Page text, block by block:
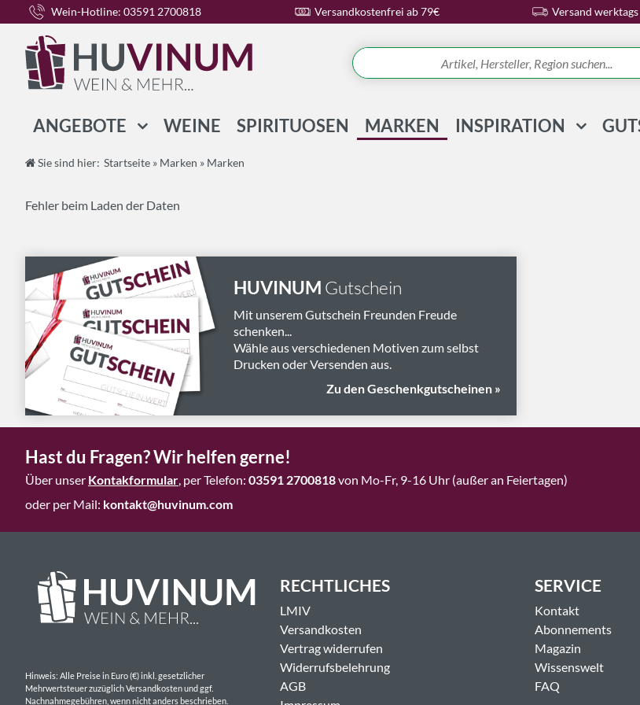
Wein-Hotline: 03591 2700818 Versandkostenfrei ab 79€ Versand
ANGEBOTE
WEIN-PAKETE
WEINE SPIRITUOSEN MARKEN INSPIRATION
Sie sind hier: Startseite » Marken » Marken
Fehler beim Laden der Daten
HUVINUM Gutschein
Mit unserem Gutschein Freunden Freude
schenken...
Wähle aus verschiedenen Motiven zum selbst
Drucken oder Versenden aus.
Zu den Geschenkgutscheinen »
Hast du Fragen? Wir helfen gerne!
Über unser Kontakformular, per Telefon: 03591 2700818von Mo-Fr, 9-16 Uhr (außer an Feiertagen)
oder per Mail: kontakt@huvinum.com
RECHTLICHES
LMIV
Versandkosten
Vertrag widerrufen
Widerrufsbelehrung
AGB
SERVICE
Kontakt
Abonnements
Magazin
Wissenswelt
FAQ
Hinweis: Alle Preise in Euro (€) inkl. gesetzlicher
Mehrwertsteuer zuzüglich Versandkosten und ggf.
Nachnahmegebühren, wenn nicht anders beschrieben.